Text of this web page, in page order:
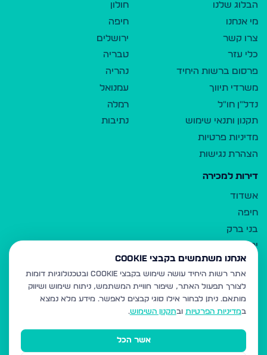
הבלוג שלנו
מי אנחנו
צרו קשר
כלי עזר
פרסום ברשות היחיד
משרדי תיווך
נדל"ן חו"ל
תקנון ותנאי שימוש
מדיניות פרטיות
הצהרת נגישות
חולון
חיפה
ירושלים
טבריה
נהריה
עמנואל
רמלה
נתיבות
דירות למכירה
אשדוד
חיפה
בני ברק
ירושלים
אלעד
גבעת זאב
בית שמש
רכסים
מודיעין עילית
אנחנו משתמשים בקבצי Cookie
אתר רשות היחיד עושה שימוש בקבצי Cookie ובטכנולוגיות דומות
לצורך תפעול האתר, שיפור חוויית המשתמש, ניתוח שימוש ושיווק
מותאם. ניתן לבחור אילו סוגי קבצים לאפשר. מידע מלא נמצא
במדיניות הפרטיות ובתקנון השימוש.
אשר הכל